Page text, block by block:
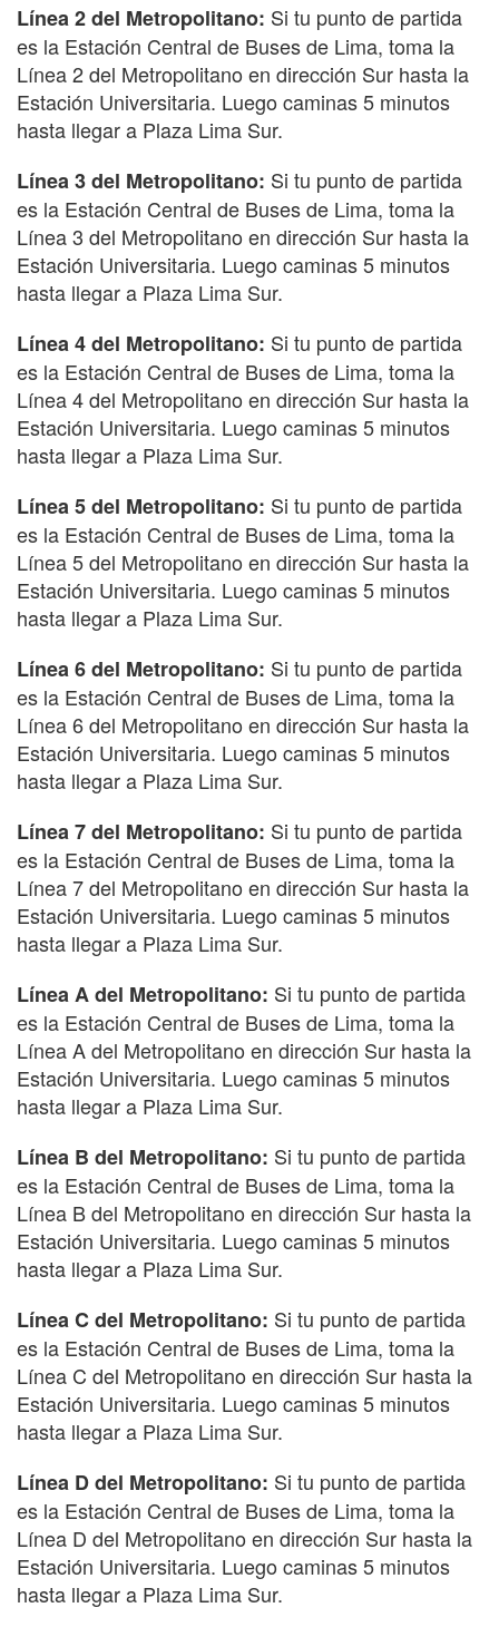
Línea 2 del Metropolitano: Si tu punto de partida
es la Estación Central de Buses de Lima, toma la
Línea 2 del Metropolitano en dirección Sur hasta la
Estación Universitaria. Luego caminas 5 minutos
hasta llegar a Plaza Lima Sur.
Línea 3 del Metropolitano: Si tu punto de partida
es la Estación Central de Buses de Lima, toma la
Línea 3 del Metropolitano en dirección Sur hasta la
Estación Universitaria. Luego caminas 5 minutos
hasta llegar a Plaza Lima Sur.
Línea 4 del Metropolitano: Si tu punto de partida
es la Estación Central de Buses de Lima, toma la
Línea 4 del Metropolitano en dirección Sur hasta la
Estación Universitaria. Luego caminas 5 minutos
hasta llegar a Plaza Lima Sur.
Línea 5 del Metropolitano: Si tu punto de partida
es la Estación Central de Buses de Lima, toma la
Línea 5 del Metropolitano en dirección Sur hasta la
Estación Universitaria. Luego caminas 5 minutos
hasta llegar a Plaza Lima Sur.
Línea 6 del Metropolitano: Si tu punto de partida
es la Estación Central de Buses de Lima, toma la
Línea 6 del Metropolitano en dirección Sur hasta la
Estación Universitaria. Luego caminas 5 minutos
hasta llegar a Plaza Lima Sur.
Línea 7 del Metropolitano: Si tu punto de partida
es la Estación Central de Buses de Lima, toma la
Línea 7 del Metropolitano en dirección Sur hasta la
Estación Universitaria. Luego caminas 5 minutos
hasta llegar a Plaza Lima Sur.
Línea A del Metropolitano: Si tu punto de partida
es la Estación Central de Buses de Lima, toma la
Línea A del Metropolitano en dirección Sur hasta la
Estación Universitaria. Luego caminas 5 minutos
hasta llegar a Plaza Lima Sur.
Línea B del Metropolitano: Si tu punto de partida
es la Estación Central de Buses de Lima, toma la
Línea B del Metropolitano en dirección Sur hasta la
Estación Universitaria. Luego caminas 5 minutos
hasta llegar a Plaza Lima Sur.
Línea C del Metropolitano: Si tu punto de partida
es la Estación Central de Buses de Lima, toma la
Línea C del Metropolitano en dirección Sur hasta la
Estación Universitaria. Luego caminas 5 minutos
hasta llegar a Plaza Lima Sur.
Línea D del Metropolitano: Si tu punto de partida
es la Estación Central de Buses de Lima, toma la
Línea D del Metropolitano en dirección Sur hasta la
Estación Universitaria. Luego caminas 5 minutos
hasta llegar a Plaza Lima Sur.